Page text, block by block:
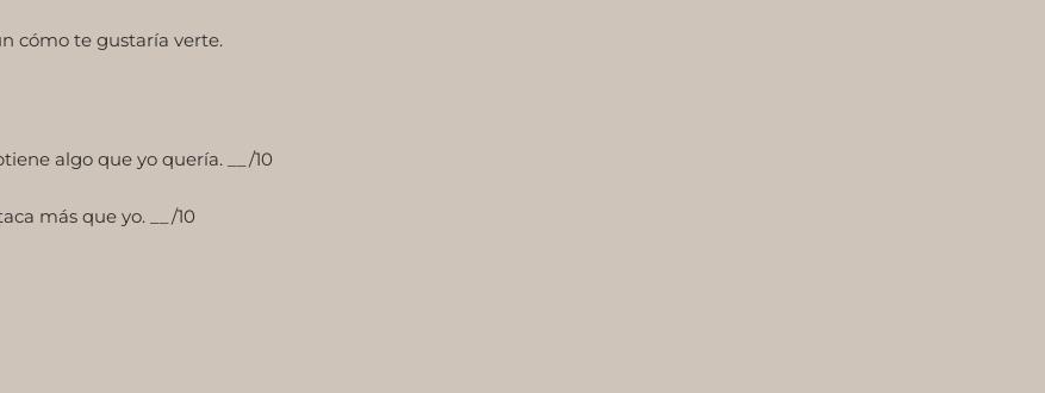
cómo te gustaría verte.
algo que yo quería. __/10
más que yo. __/10